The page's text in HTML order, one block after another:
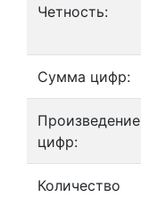
Четность:
Сумма цифр:
Произведение
цифр:
Количество